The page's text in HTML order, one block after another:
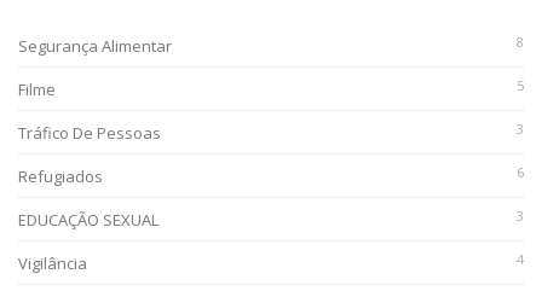
Segurança Alimentar 8
Filme 5
Tráfico De Pessoas 3
Refugiados 6
EDUCAÇÃO SEXUAL 3
Vigilância 4